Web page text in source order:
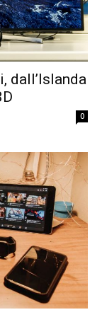
dall’Islanda
0